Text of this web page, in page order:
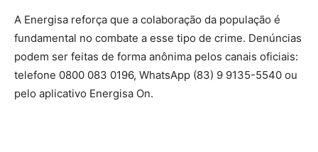
A Energisa reforça que a colaboração da população é
fundamental no combate a esse tipo de crime. Denúncias
podem ser feitas de forma anônima pelos canais oficiais:
telefone 0800 083 0196, WhatsApp (83) 9 9135-5540 ou
pelo aplicativo Energisa On.